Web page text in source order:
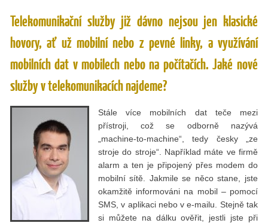
Telekomunikační služby již dávno nejsou jen klasické
hovory, ať už mobilní nebo z pevné linky, a využívání
mobilních dat v mobilech nebo na počítačích. Jaké nové
služby v telekomunikacích najdeme?
Stále více mobilních dat teče mezi
přístroji, což se odborně nazývá
„machine-to-machine“, tedy česky „ze
stroje do stroje“. Například máte ve firmě
alarm a ten je připojený přes modem do
mobilní sítě. Jakmile se něco stane, jste
okamžitě informováni na mobil – pomocí
SMS, v aplikaci nebo v e-mailu. Stejně tak
si můžete na dálku ověřit, jestli jste při